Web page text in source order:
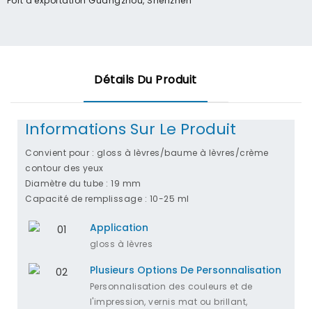
Détails Du Produit
Informations Sur Le Produit
Convient pour : gloss à lèvres/baume à lèvres/crème
contour des yeux
Diamètre du tube : 19 mm
Capacité de remplissage : 10-25 ml
Application
gloss à lèvres
Plusieurs Options De Personnalisation
Personnalisation des couleurs et de
l'impression, vernis mat ou brillant,